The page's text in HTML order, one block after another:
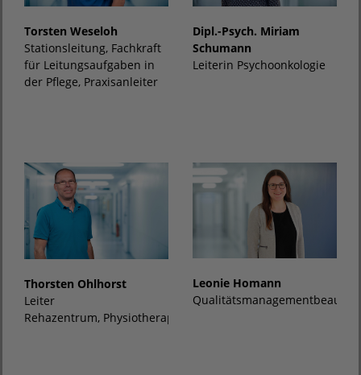
Torsten Weseloh
Stationsleitung, Fachkraft
für Leitungsaufgaben in
der Pflege, Praxisanleiter
Dipl.-Psych. Miriam
Schumann
Leiterin Psychoonkologie
Thorsten Ohlhorst
Leiter
Rehazentrum, Physiotherapie
Leonie Homann